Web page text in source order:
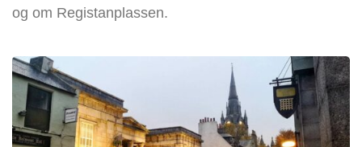
og om Registanplassen.